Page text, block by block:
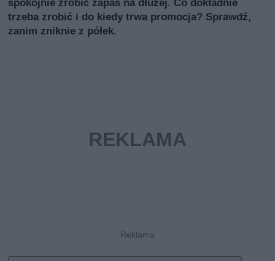
spokojnie zrobić zapas na dłużej. Co dokładnie
trzeba zrobić i do kiedy trwa promocja? Sprawdź,
zanim zniknie z półek.